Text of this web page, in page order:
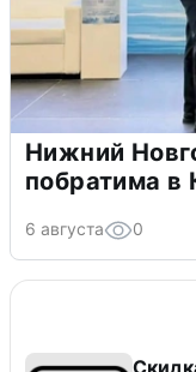
Нижний
побратима в
6 августа 0